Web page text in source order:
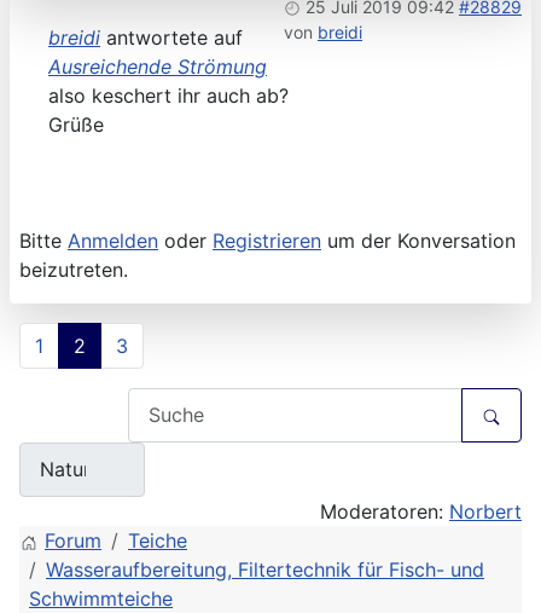
25 Juli 2019 09:42 #28829
von breidi
breidi antwortete auf
Ausreichende Strömung
also keschert ihr auch ab?
Grüße
Bitte Anmelden oder Registrieren um der Konversation
beizutreten.
1 2 3
Moderatoren: Norbert
Forum
Teiche
Wasseraufbereitung, Filtertechnik für Fisch- und
Schwimmteiche